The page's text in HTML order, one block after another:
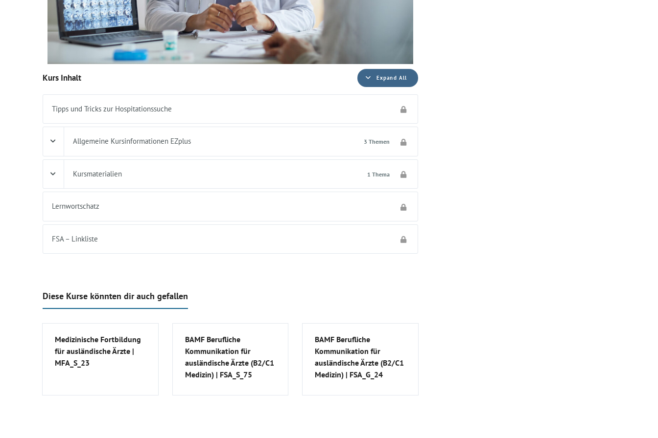
Kurs Inhalt Expand All
Tipps und Tricks zur Hospitationssuche
Allgemeine Kursinformationen EZplus 3 Themen
Kursmaterialien 1 Thema
Lernwortschatz
FSA – Linkliste
Diese Kurse könnten dir auch gefallen
Medizinische Fortbildung
für ausländische Ärzte |
MFA_S_23
BAMF Berufliche
Kommunikation für
ausländische Ärzte (B2/C1
Medizin) | FSA_S_75
BAMF Berufliche
Kommunikation für
ausländische Ärzte (B2/C1
Medizin) | FSA_G_24